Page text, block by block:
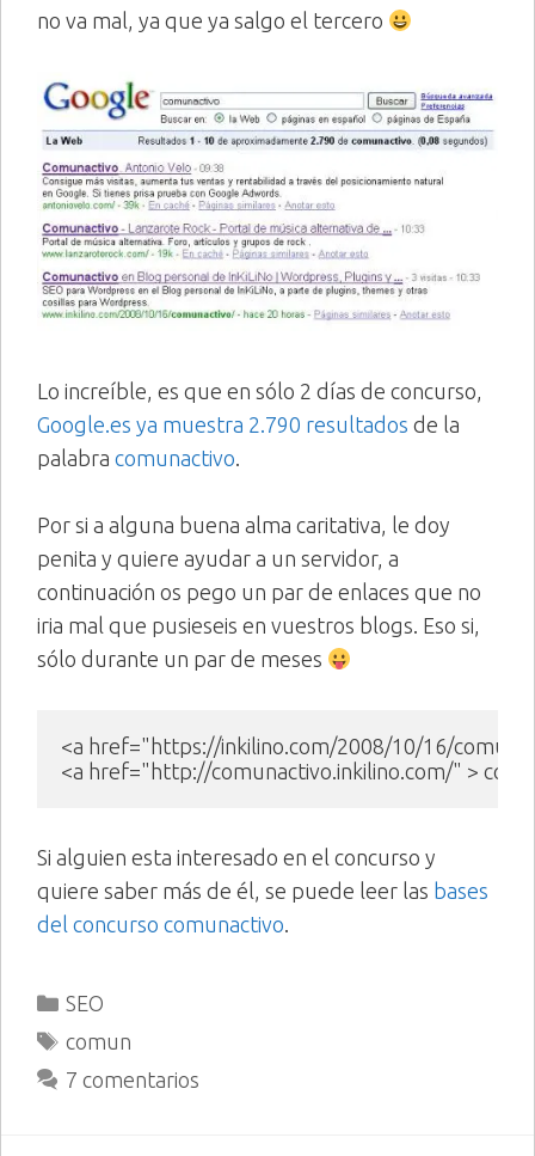
no va mal, ya que ya salgo el tercero
Lo increíble, es que en sólo 2 días de concurso,
Google.es ya muestra 2.790 resultados de la
palabra comunactivo
Por si a alguna buena alma caritativa, le doy
penita y quiere ayudar a un servidor, a
continuación os pego un par de enlaces que no
iria mal que pusieseis en vuestros blogs. Eso si,
sólo durante un par de meses
<a href="https://inkilino.com/2008/10/16/
<a href="http://comunactivo.inkilino.com/" >
Si alguien esta interesado en el concurso y
quiere saber más de él, se puede leer las bases
del concurso comunactivo.
Categorías
SEO
Etiquetas
comun
7 comentarios